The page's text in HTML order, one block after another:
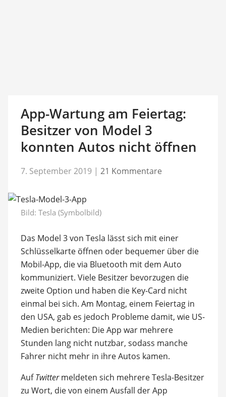
App-Wartung am Feiertag:
Besitzer von Model 3
konnten Autos nicht öffnen
7. September 2019 | 21 Kommentare
Bild: Tesla (Symbolbild)
Das Model 3 von Tesla lässt sich mit einer
Schlüsselkarte öffnen oder bequemer über die
Mobil-App, die via Bluetooth mit dem Auto
kommuniziert. Viele Besitzer bevorzugen die
zweite Option und haben die Key-Card nicht
einmal bei sich. Am Montag, einem Feiertag in
den USA, gab es jedoch Probleme damit, wie US-
Medien berichten: Die App war mehrere
Stunden lang nicht nutzbar, sodass manche
Fahrer nicht mehr in ihre Autos kamen.
AufTwittermeldeten sich mehrere Tesla-Besitzer
zu Wort, die von einem Ausfall der App